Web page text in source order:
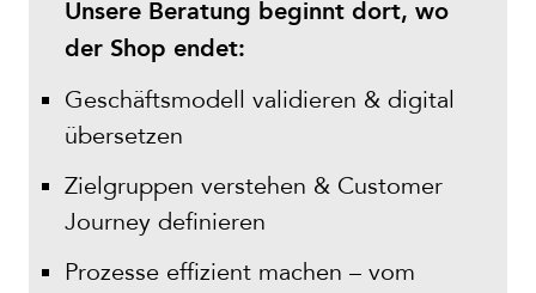
Unsere Beratung beginnt dort, wo
der Shop endet:
Geschäftsmodell validieren & digital
übersetzen
Zielgruppen verstehen & Customer
Journey definieren
Prozesse effizient machen – vom